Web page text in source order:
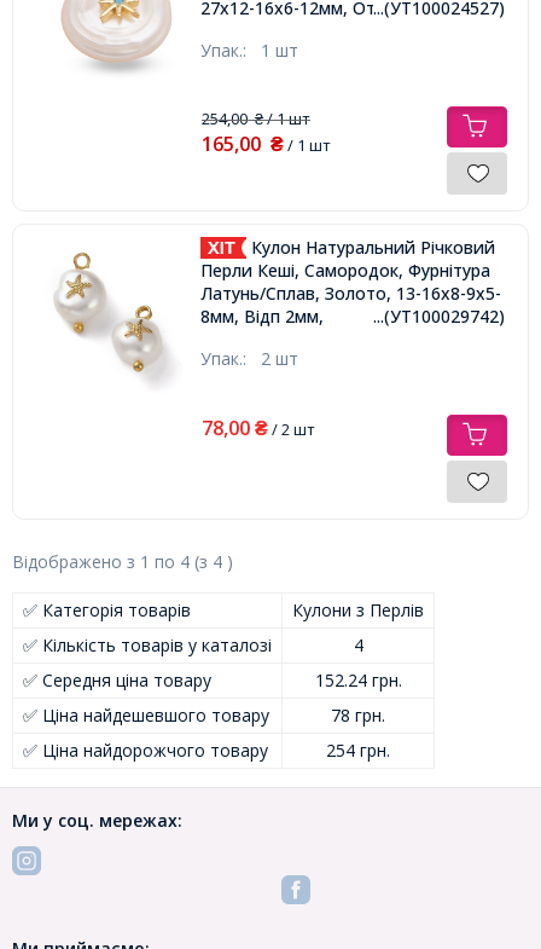
27x12-16x6-12мм, Отв. 4х2.5мм,
...(УТ100024527)
Упак.: 1 шт
254,00₴/ 1 шт
165,00 ₴/ 1 шт
Кулон Натуральний Річковий
Перли Кеші, Самородок, Фурнітура
Латунь/Сплав, Золото, 13-16х8-9х5-
8мм, Відп 2мм,
...(УТ100029742)
Упак.: 2 шт
78,00 ₴/ 2 шт
Відображено з 1 по 4 (з 4 )
✅ Категорія товарів
Кулони з Перлів
✅ Кількість товарів у каталозі
4
✅ Середня ціна товару
152.24 грн.
✅ Ціна найдешевшого товару
78 грн.
✅ Ціна найдорожчого товару
254 грн.
Ми у соц. мережах: